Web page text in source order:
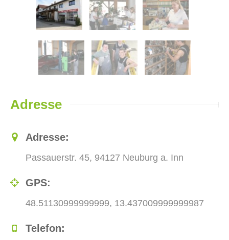
Adresse
Adresse:
Passauerstr. 45, 94127 Neuburg a. Inn
GPS:
48.51130999999999, 13.437009999999987
Telefon: